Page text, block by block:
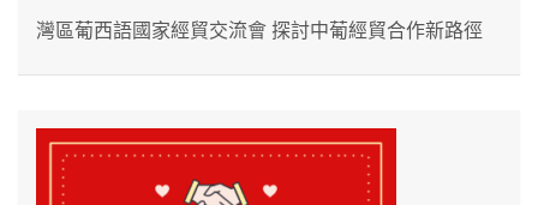
灣區葡西語國家經貿交流會 探討中葡經貿合作新路徑